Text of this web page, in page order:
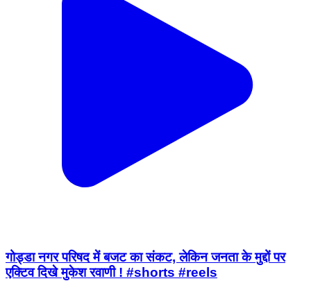
गोड्डा नगर परिषद में बजट का संकट, लेकिन जनता के मुद्दों पर
एक्टिव दिखे मुकेश रवाणी ! #shorts #reels